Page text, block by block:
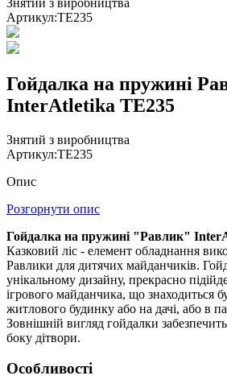
Артикул:TE235
Гойдалка на пружині
InterAtletika ТЕ235
Знятий з виробництва
Артикул:TE235
Опис
Розгорнути опис
Гойдалка на пружині "Равлик"
Казковий ліс - елемент обладнання
Равлики для дитячих майданчиків.
унікальному дизайну, прекрасно
ігрового майданчика, що знаходиться
житлового будинку або на дачі, або в
Зовнішній вигляд гойдалки
боку дітвори.
Особливості